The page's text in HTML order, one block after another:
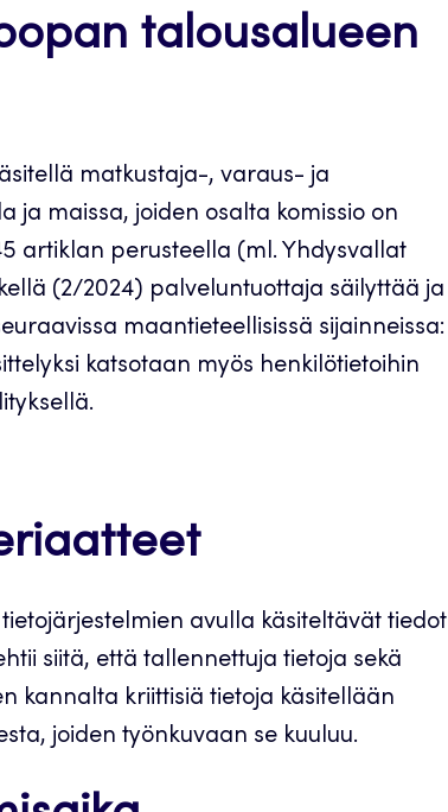
talousalueen
matkustaja-, varaus- ja
ja maissa, joiden osalta komissio on
artiklan perusteella (ml. Yhdysvallat
(2/2024) palveluntuottaja säilyttää ja
maantieteellisissä sijainneissa:
katsotaan myös henkilötietoihin
avulla käsiteltävät tiedot
siitä, että tallennettuja tietoja sekä
kannalta kriittisiä tietoja käsitellään
joiden työnkuvaan se kuuluu.